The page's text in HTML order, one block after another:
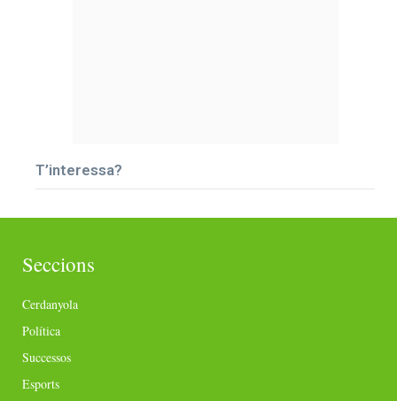
T’interessa?
Seccions
Cerdanyola
Política
Successos
Esports